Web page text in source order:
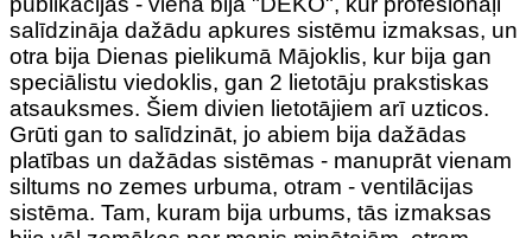
salīdzināja dažādu apkures sistēmu izmaksas, un
otra bija Dienas pielikumā Mājoklis, kur bija gan
speciālistu viedoklis, gan 2 lietotāju prakstiskas
atsauksmes. Šiem divien lietotājiem arī uzticos.
Grūti gan to salīdzināt, jo abiem bija dažādas
platības un dažādas sistēmas - manuprāt vienam
siltums no zemes urbuma, otram - ventilācijas
sistēma. Tam, kuram bija urbums, tās izmaksas